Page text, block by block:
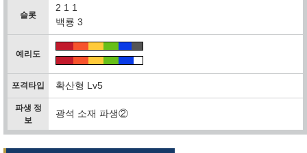
슬롯
2 1 1
백룡 3
예리도
포격타입 확산형 Lv5
파생 정
보
광석 소재 파생②